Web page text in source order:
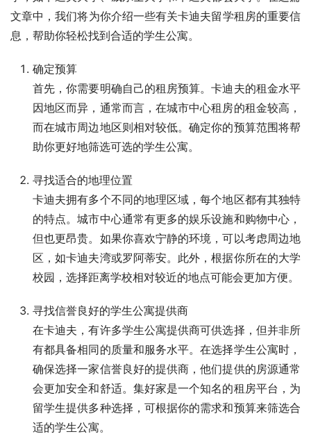
文章中，我们将为你介绍一些有关卡迪夫留学租房的重要信
息，帮助你轻松找到合适的学生公寓。
确定预算
首先，你需要明确自己的租房预算。卡迪夫的租金水平
因地区而异，通常而言，在城市中心租房的租金较高，
而在城市周边地区则相对较低。确定你的预算范围将帮
助你更好地筛选可选的学生公寓。
寻找适合的地理位置
卡迪夫拥有多个不同的地理区域，每个地区都有其独特
的特点。城市中心通常有更多的娱乐设施和购物中心，
但也更昂贵。如果你喜欢宁静的环境，可以考虑周边地
区，如卡迪夫湾或罗阿蒂安。此外，根据你所在的大学
校园，选择距离学校相对较近的地点可能会更加方便。
寻找信誉良好的学生公寓提供商
在卡迪夫，有许多学生公寓提供商可供选择，但并非所
有都具备相同的质量和服务水平。在选择学生公寓时，
确保选择一家信誉良好的提供商，他们提供的房源通常
会更加安全和舒适。集好家是一个知名的租房平台，为
留学生提供多种选择，可根据你的需求和预算来筛选合
适的学生公寓。